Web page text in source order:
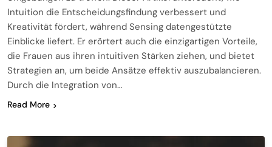
Intuition die Entscheidungsfindung verbessert und
Kreativität fördert, während Sensing datengestützte
Einblicke liefert. Er erörtert auch die einzigartigen Vorteile,
die Frauen aus ihren intuitiven Stärken ziehen, und bietet
Strategien an, um beide Ansätze effektiv auszubalancieren.
Durch die Integration von…
Read More